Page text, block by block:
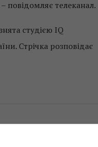
повідомляє телеканал.
студією IQ
Стрічка розповідає